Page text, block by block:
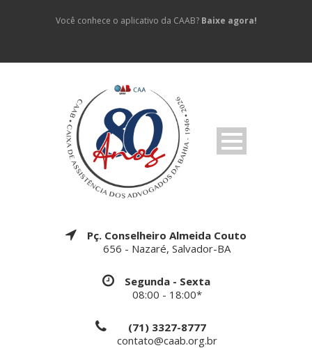
Você conhece o aplicativo da CAAB? Baixe agora!
Pç. Conselheiro Almeida Couto
656 - Nazaré, Salvador-BA
Segunda - Sexta
08:00 - 18:00*
(71) 3327-8777
contato@caab.org.br